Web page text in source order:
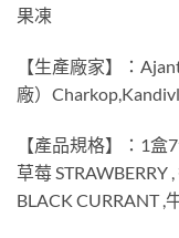
果凍
【生產廠家】：
廠）
【產品規格】：1盒
草莓
BLACK CURRANT ,